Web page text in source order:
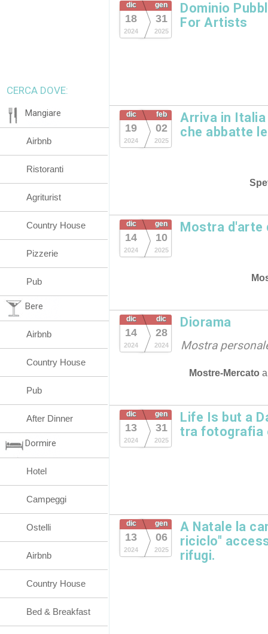
dic
18
2024
gen
31
2025
Dominio
For Artists
dic
19
2024
feb
02
2025
Arriva in
che abbatte
dic
14
2024
gen
10
2025
Mostra d'arte
dic
14
2024
dic
28
2024
Diorama
Mostra
Mostre-Mercato
dic
13
2024
gen
31
2025
Life Is but a
tra fotografia
dic
13
2024
gen
06
2025
A Natale la
riciclo"
rifugi.
CERCA DOVE:
Mangiare
Airbnb
Ristoranti
Agriturist
Country House
Pizzerie
Pub
Bere
Airbnb
Country House
Pub
After Dinner
Dormire
Hotel
Campeggi
Ostelli
Airbnb
Country House
Bed & Breakfast